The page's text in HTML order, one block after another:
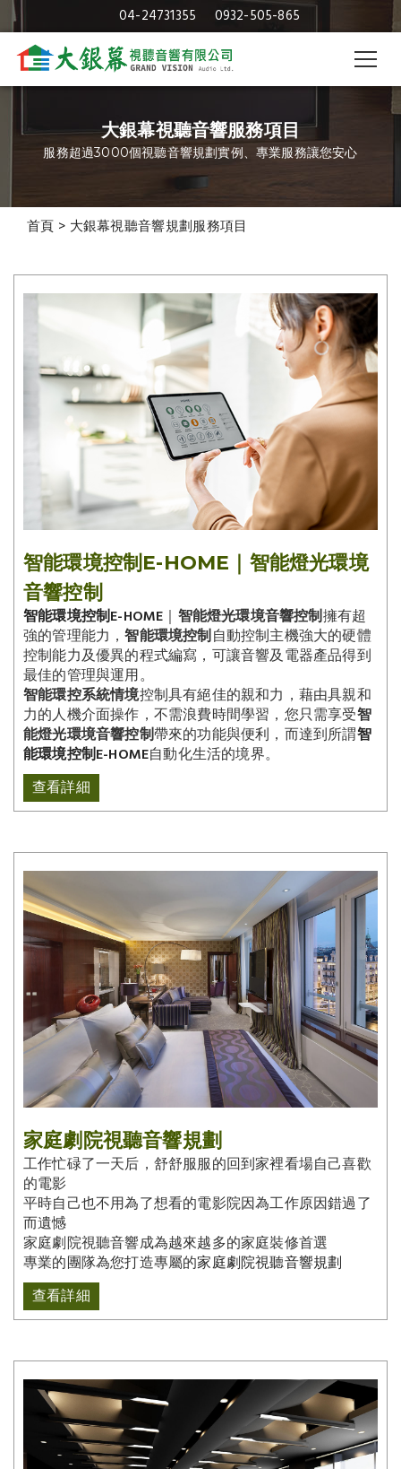
04-24731355 0932-505-865
大銀幕視聽音響服務項目
服務超過3000個視聽音響規劃實例、專業服務讓您安心
首頁 > 大銀幕視聽音響規劃服務項目
智能環境控制E-HOME｜智能燈光環境
音響控制
智能環境控制E-HOME ｜ 智能燈光環境音響控制擁有超
強的管理能力，智能環境控制自動控制主機強大的硬體
控制能力及優異的程式編寫，可讓音響及電器產品得到
最佳的管理與運用。
智能環控系統情境控制具有絕佳的親和力，藉由具親和
力的人機介面操作，不需浪費時間學習，您只需享受智
能燈光環境音響控制帶來的功能與便利，而達到所謂智
能環境控制E-HOME自動化生活的境界。
查看詳細
家庭劇院視聽音響規劃
工作忙碌了一天后，舒舒服服的回到家裡看場自己喜歡
的電影
平時自己也不用為了想看的電影院因為工作原因錯過了
而遺憾
家庭劇院視聽音響成為越來越多的家庭裝修首選
專業的團隊為您打造專屬的家庭劇院視聽音響規劃
查看詳細